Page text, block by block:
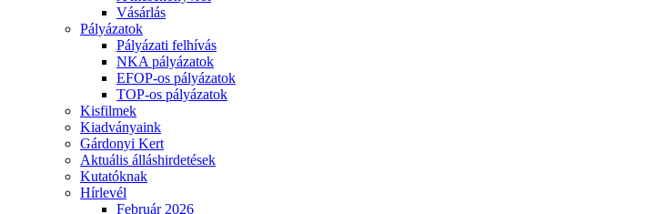
Vásárlás
Pályázatok
Pályázati felhívás
NKA pályázatok
EFOP-os pályázatok
TOP-os pályázatok
Kisfilmek
Kiadványaink
Gárdonyi Kert
Aktuális álláshirdetések
Kutatóknak
Hírlevél
Február 2026